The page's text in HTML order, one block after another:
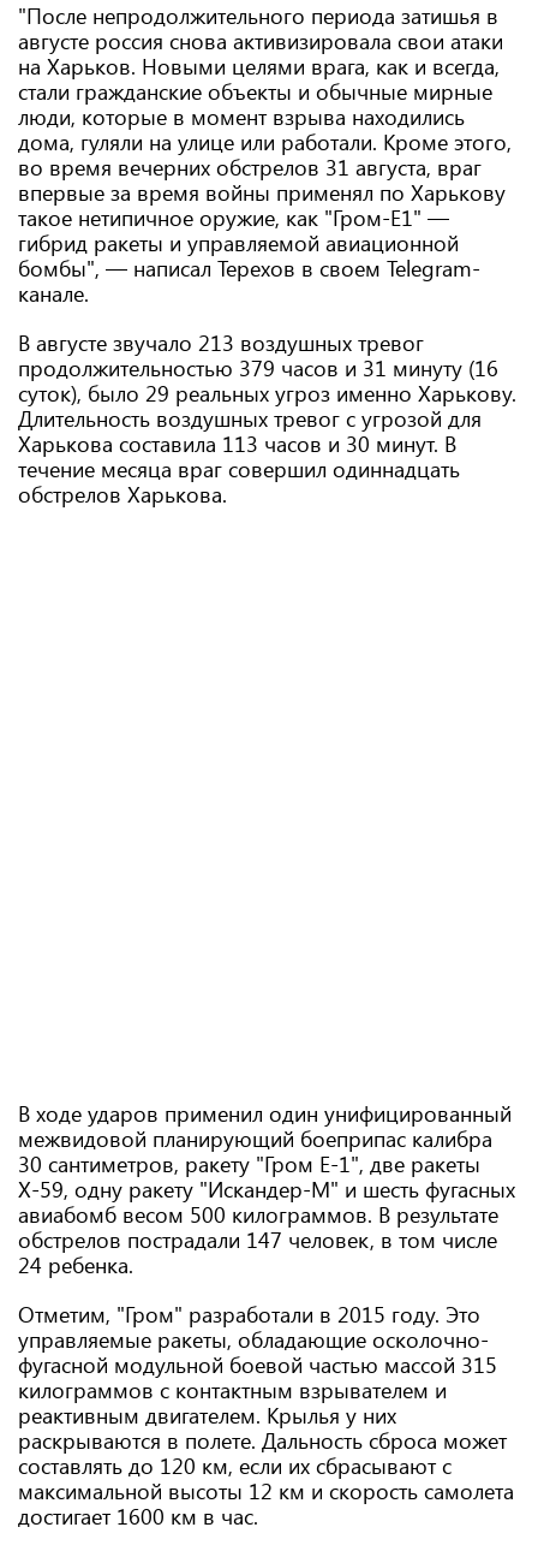
"После непродолжительного периода затишья в
августе россия снова активизировала свои атаки
на Харьков. Новыми целями врага, как и всегда,
стали гражданские объекты и обычные мирные
люди, которые в момент взрыва находились
дома, гуляли на улице или работали. Кроме этого,
во время вечерних обстрелов 31 августа, враг
впервые за время войны применял по Харькову
такое нетипичное оружие, как "Гром-Е1" —
гибрид ракеты и управляемой авиационной
бомбы", — написал Терехов в своем Telegram-
канале.
В августе звучало 213 воздушных тревог
продолжительностью 379 часов и 31 минуту (16
суток), было 29 реальных угроз именно Харькову.
Длительность воздушных тревог с угрозой для
Харькова составила 113 часов и 30 минут. В
течение месяца враг совершил одиннадцать
обстрелов Харькова.
В ходе ударов применил один унифицированный
межвидовой планирующий боеприпас калибра
30 сантиметров, ракету "Гром Е-1", две ракеты
Х-59, одну ракету "Искандер-М" и шесть фугасных
авиабомб весом 500 килограммов. В результате
обстрелов пострадали 147 человек, в том числе
24 ребенка.
Отметим, "Гром" разработали в 2015 году. Это
управляемые ракеты, обладающие осколочно-
фугасной модульной боевой частью массой 315
килограммов с контактным взрывателем и
реактивным двигателем. Крылья у них
раскрываются в полете. Дальность сброса может
составлять до 120 км, если их сбрасывают с
максимальной высоты 12 км и скорость самолета
достигает 1600 км в час.